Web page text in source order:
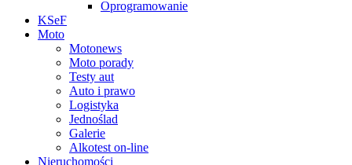
Oprogramowanie
KSeF
Moto
Motonews
Moto porady
Testy aut
Auto i prawo
Logistyka
Jednoślad
Galerie
Alkotest on-line
Nieruchomości